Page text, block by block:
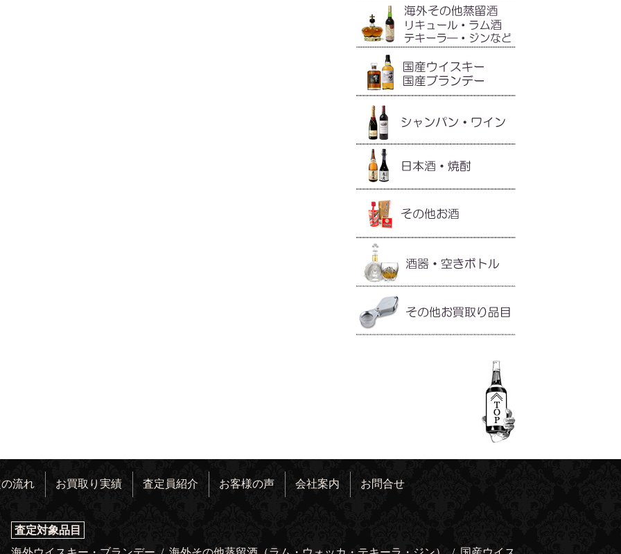
流れ お買取り実績 査定員紹介 お客様の声 会社案内 お問合せ
査定対象品目